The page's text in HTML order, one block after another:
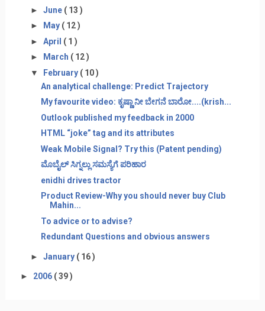
► June ( 13 )
►
May ( 12 )
► April ( 1 )
►
March ( 12 )
▼ February ( 10 )
An analytical challenge: Predict Trajectory
My favourite video: ಕೃಷ್ಣಾ ನೀ ಬೇಗನೆ ಬಾರೋ....(krish...
Outlook published my feedback in 2000
HTML “joke” tag and its attributes
Weak Mobile Signal? Try this (Patent pending)
ಮೊಬೈಲ್ ಸಿಗ್ನಲ್ಲು ಸಮಸ್ಯೆಗೆ ಪರಿಹಾರ
enidhi drives tractor
Product Review-Why you should never buy Club
Mahin...
To advice or to advise?
Redundant Questions and obvious answers
► January ( 16 )
► 2006 ( 39 )